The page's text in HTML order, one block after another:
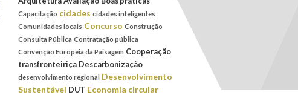
Capacitação cidades cidades inteligentes
Comunidades locais Concurso Construção
Consulta Pública Contratação pública
Convenção Europeia da Paisagem Cooperação
transfronteiriça Descarbonização
desenvolvimento regional Desenvolvimento
Sustentável DUT Economia circular